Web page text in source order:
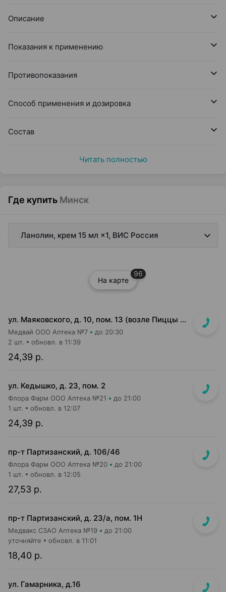
Описание
Показания к применению
Противопоказания
Способ применения и дозировка
Состав
Читать полностью
Где купить Минск
Ланолин, крем 15 мл ×1, ВИС Россия
На карте
96
ул. Маяковского, д. 10, пом. 13 (возле Пиццы Мании)
Медвай ООО Аптека №7 до 20:30
24,39 р.
2 шт. обновл. в 11:39
ул. Кедышко, д. 23, пом. 2
Флора Фарм ООО Аптека №21 до 21:00
24,39 р.
1 шт. обновл. в 12:07
пр-т Партизанский, д. 106/46
Флора Фарм ООО Аптека №20 до 21:00
27,53 р.
1 шт. обновл. в 12:05
пр-т Партизанский, д. 23/а, пом. 1Н
Медвакс СЗАО Аптека №19 до 21:00
18,40 р.
уточняйте обновл. в 11:01
ул. Гамарника, д.16